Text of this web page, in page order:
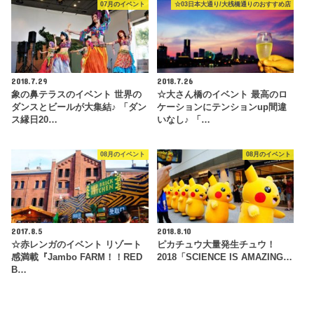
07月のイベント
2018.7.29
象の鼻テラスのイベント 世界の
ダンスとビールが大集結♪ 「ダン
ス縁日20…
☆03日本大通り/大桟橋通りのおすすめ店
2018.7.26
☆大さん橋のイベント 最高のロ
ケーションにテンションup間違
いなし♪ 「…
08月のイベント
2017.8.5
☆赤レンガのイベント リゾート
感満載『Jambo FARM！！RED
B…
08月のイベント
2018.8.10
ピカチュウ大量発生チュウ！
2018「SCIENCE IS AMAZING…